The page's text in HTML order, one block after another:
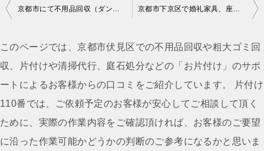
投
ナ
ビ
ゲ
ー
シ
ョ
京都市にて不用品回収（ダンボール、１７０Ｌ未満冷蔵庫）のご依頼 匿名希望様の声 京都市下京区で婚礼家具、座椅子など回収のお客様の声
このページでは、京都市伏見区での不用品回収や粗大ゴミ回
収、片付けや清掃代行、庭石処分などの「お片付け」のサポ
ートによるお客様からの口コミをご紹介しています。 片付け
110番では、ご依頼予定のお客様が安心してご相談して頂く
ために、実際の作業内容をご確認頂ければ、お客様のご要望
に沿った作業可能かどうかの判断のご参考になるかと思いま